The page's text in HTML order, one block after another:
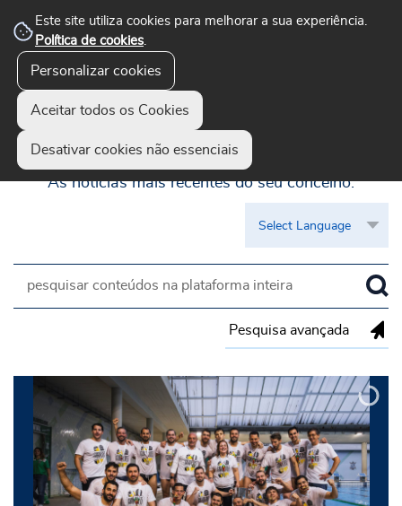
Este site utiliza cookies para melhorar a sua experiência.
Política de cookies.
Personalizar cookies
Aceitar todos os Cookies
Desativar cookies não essenciais
Pesquisa avançada
Guimarães Visível
As notícias mais recentes do seu concelho.